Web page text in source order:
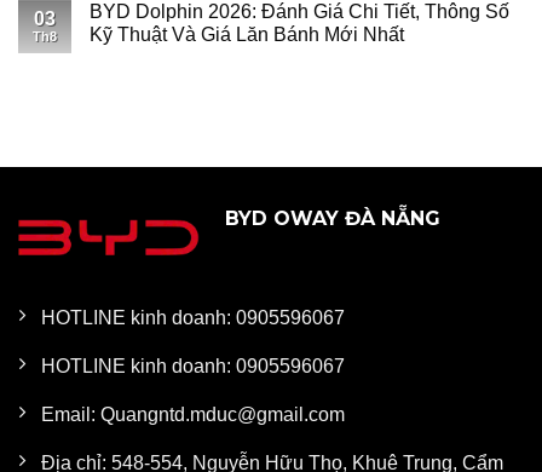
03
Th8
BYD Dolphin 2026: Đánh Giá Chi Tiết, Thông Số
Kỹ Thuật Và Giá Lăn Bánh Mới Nhất
BYD OWAY ĐÀ NẴNG
HOTLINE kinh doanh: 0905596067
HOTLINE kinh doanh: 0905596067
Email: Quangntd.mduc@gmail.com
Địa chỉ: 548-554, Nguyễn Hữu Thọ, Khuê Trung, Cẩm